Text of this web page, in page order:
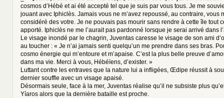
cosmos d’Hébé et ai été accepté tel que je suis par vous tous. Je me
jouant avec Iphiclès. Jamais vous ne m’avez repoussé, au contraire, vous
considéré des votre. Je ne pouvais pas mourir sans rendre à cette île tout
apporté. Iphiclès ne me l’aurait pas pardonné lorsque je serai arrivé dans
Le visage inondé par le chagrin, Juventas caresse le visage de son ami
au toucher : « Je n’ai jamais senti quelqu’un me prendre dans ses bras.
cosmo énergie qui m’entoure et m’apaise. C’est la plus belle preuve
dans ma vie. Merci à vous, Hébéïens, d’exister. »
Luttant contre les entraves que la nature lui a infligées, Œdipe réussit à
dernier souffle avec un visage apaisé.
Désormais seule, face à la mer, Juventas réalise qu’il ne subsiste plus
Yíaros alors que la dernière bataille est proche.